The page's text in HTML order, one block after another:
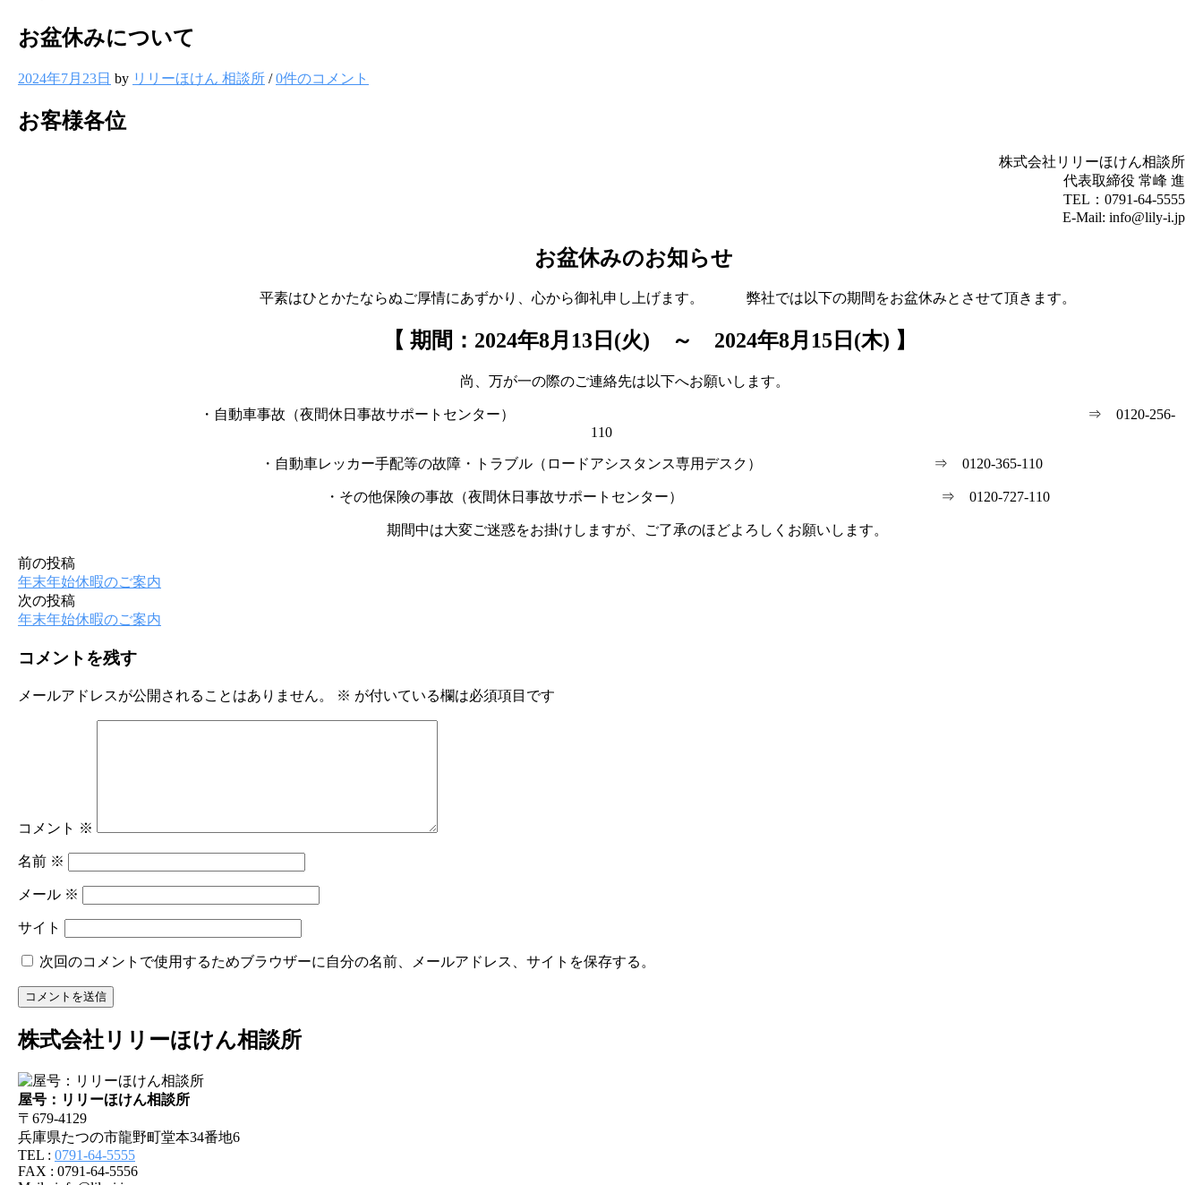
ュ
ー
項
お盆休みについて
2024年7月23日 by リリーほけん 相談所 /0件のコメント
お客様各位
株式会社リリーほけん相談所
代表取締役 常峰 進
TEL：0791-64-5555
E-Mail: info@lily-i.jp
お盆休みのお知らせ
平素はひとかたならぬご厚情にあずかり、心から御礼申し上げます。 弊社では以下の期間をお盆休みとさせて頂きます。
【 期間：2024年8月13日(火) ～ 2024年8月15日(木) 】
尚、万が一の際のご連絡先は以下へお願いします。
・自動車事故（夜間休日事故サポートセンター） ⇒ 0120-256-
110
・自動車レッカー手配等の故障・トラブル（ロードアシスタンス専用デスク） ⇒ 0120-365-110
・その他保険の事故（夜間休日事故サポートセンター） ⇒ 0120-727-110
期間中は大変ご迷惑をお掛けしますが、ご了承のほどよろしくお願いします。
投
稿
ナ
ビ
前の投稿
年末年始休暇のご案内
次の投稿
年末年始休暇のご案内
コメントを残す
メールアドレスが公開されることはありません。 ※ が付いている欄は必須項目です
コメント ※
名前 ※
メール ※
サイト
次回のコメントで使用するためブラウザーに自分の名前、メールアドレス、サイトを保存する。
株式会社リリーほけん相談所
屋号：リリーほけん相談所
〒679-4129
兵庫県たつの市龍野町堂本34番地6
TEL : 0791-64-5555
FAX : 0791-64-5556